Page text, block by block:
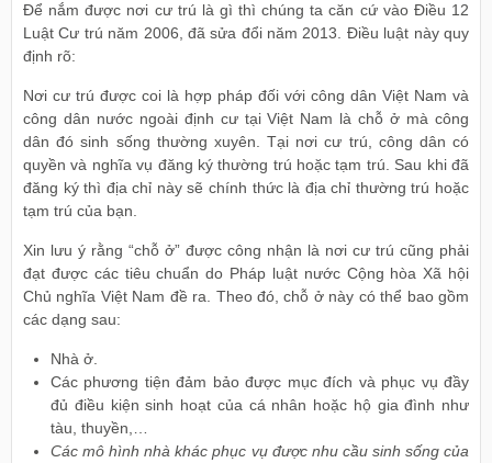
Để nắm được nơi cư trú là gì thì chúng ta căn cứ vào Điều 12
Luật Cư trú năm 2006, đã sửa đổi năm 2013. Điều luật này quy
định rõ:
Nơi cư trú được coi là hợp pháp đối với công dân Việt Nam và
công dân nước ngoài định cư tại Việt Nam là chỗ ở mà công
dân đó sinh sống thường xuyên. Tại nơi cư trú, công dân có
quyền và nghĩa vụ đăng ký thường trú hoặc tạm trú. Sau khi đã
đăng ký thì địa chỉ này sẽ chính thức là địa chỉ thường trú hoặc
tạm trú của bạn.
Xin lưu ý rằng “chỗ ở” được công nhận là nơi cư trú cũng phải
đạt được các tiêu chuẩn do Pháp luật nước Cộng hòa Xã hội
Chủ nghĩa Việt Nam đề ra. Theo đó, chỗ ở này có thể bao gồm
các dạng sau:
Nhà ở.
Các phương tiện đảm bảo được mục đích và phục vụ đầy
đủ điều kiện sinh hoạt của cá nhân hoặc hộ gia đình như
tàu, thuyền,…
Các mô hình nhà khác phục vụ được nhu cầu sinh sống của